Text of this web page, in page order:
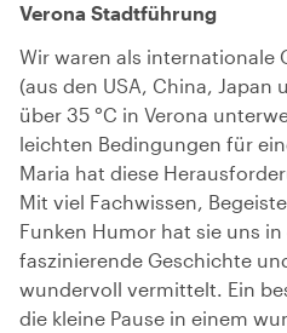
Verona Stadtführung
Wir waren als internationale
(aus den USA, China, Japan
über 35 °C in Verona
leichten Bedingungen für
Maria hat diese
Mit viel Fachwissen,
Funken Humor hat sie uns
faszinierende Geschichte
wundervoll vermittelt. Ein
die kleine Pause in einem